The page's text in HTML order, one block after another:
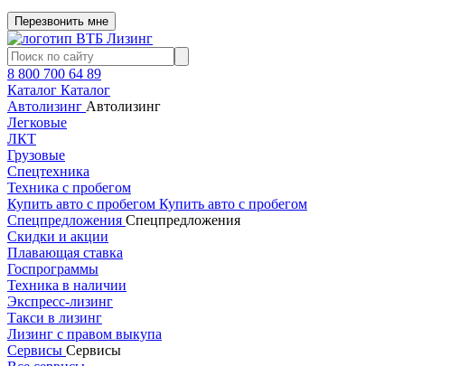
Перезвонить мне
8 800 700 64 89
Каталог Каталог
Автолизинг Автолизинг
Легковые
ЛКТ
Грузовые
Спецтехника
Техника с пробегом
Купить авто с пробегом Купить авто с пробегом
Спецпредложения Спецпредложения
Скидки и акции
Плавающая ставка
Госпрограммы
Техника в наличии
Экспресс-лизинг
Такси в лизинг
Лизинг с правом выкупа
Сервисы Сервисы